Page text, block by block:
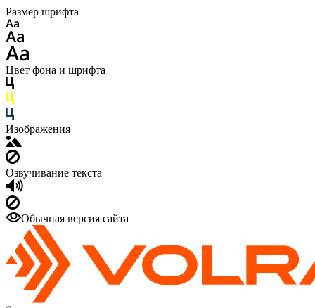
Размер шрифта
Цвет фона и шрифта
Изображения
Озвучивание текста
Обычная версия сайта